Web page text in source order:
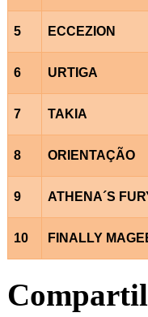
5 ECCEZION
6 URTIGA
7 TAKIA
8 ORIENTAÇÃO
9 ATHENA´S
10 FINALLY